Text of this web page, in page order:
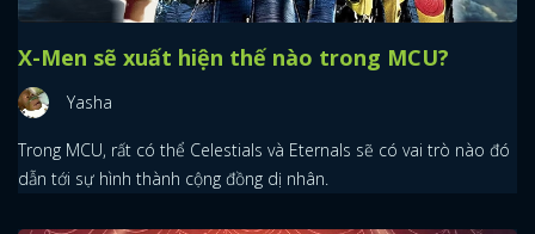
X-Men sẽ xuất hiện thế nào trong MCU?
Yasha
Trong MCU, rất có thể Celestials và Eternals sẽ có vai trò nào đó
dẫn tới sự hình thành cộng đồng dị nhân.